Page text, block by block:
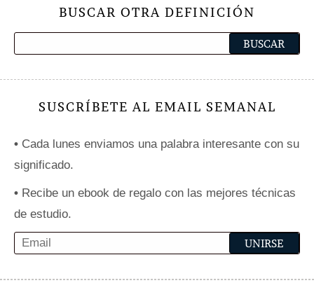
BUSCAR OTRA DEFINICIÓN
SUSCRÍBETE AL EMAIL SEMANAL
• Cada lunes enviamos una palabra interesante con su
significado.
• Recibe un ebook de regalo con las mejores técnicas
de estudio.